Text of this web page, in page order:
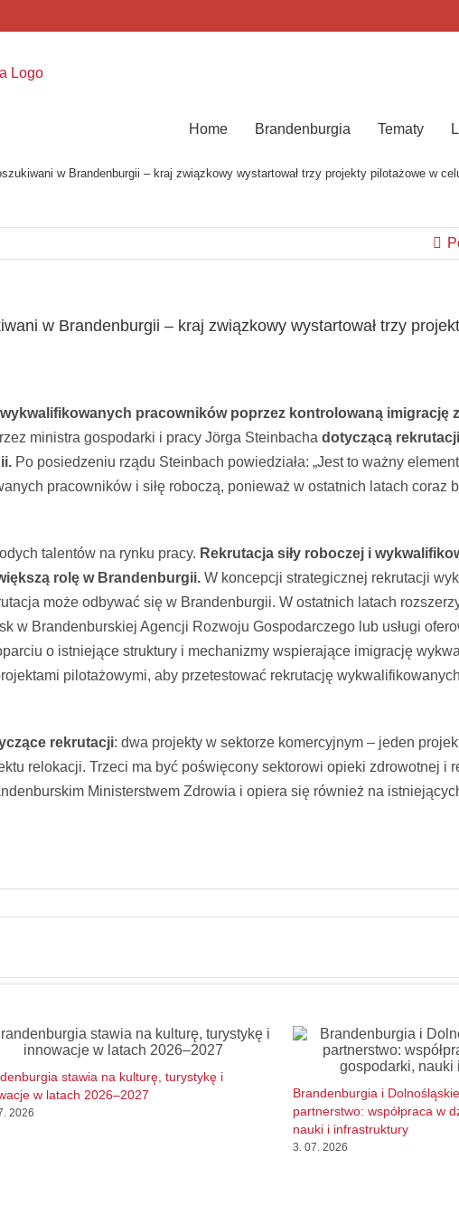
Home Brandenburgia Tematy
w Brandenburgii – kraj związkowy wystartował trzy projekty pilotażowe w
w Brandenburgii – kraj związkowy wystartował trzy
pracowników poprzez kontrolowaną imigrację
ministra gospodarki i pracy Jörga Steinbacha dotyczącą rekrutacji
Po posiedzeniu rządu Steinbach powiedziała: „Jest to ważny
pracowników i siłę roboczą, ponieważ w ostatnich latach coraz
talentów na rynku pracy. Rekrutacja siły roboczej i
rolę w Brandenburgii. W koncepcji strategicznej rekrutacji
może odbywać się w Brandenburgii. W ostatnich latach
w Brandenburskiej Agencji Rozwoju Gospodarczego lub usługi
o istniejące struktury i mechanizmy wspierające imigrację
pilotażowymi, aby przetestować rekrutację
rekrutacji: dwa projekty w sektorze komercyjnym – jeden
relokacji. Trzeci ma być poświęcony sektorowi opieki zdrowotnej i
Ministerstwem Zdrowia i opiera się również na
stawia na kulturę, turystykę i
w latach 2026–2027
2026
Brandenburgia i
partnerstwo: współpraca w
nauki i infrastruktury
3. 07. 2026